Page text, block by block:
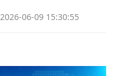
2026-06-09 15:30:55